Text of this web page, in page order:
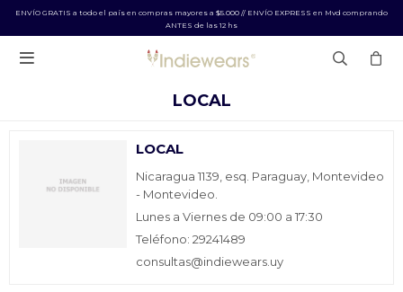
ENVÍO GRATIS a todo el país en compras mayores a $5.000 // ENVÍO EXPRESS en Mvd comprando
ANTES de las 12 hs

LOCAL
LOCAL
Nicaragua 1139, esq. Paraguay, Montevideo
- Montevideo.
Lunes a Viernes de 09:00 a 17:30
Teléfono: 29241489
consultas@indiewears.uy